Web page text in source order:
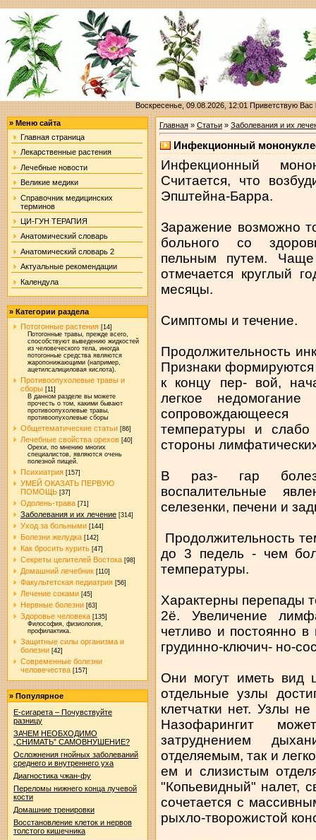
Воскресенье, 09.08.2026, 12:01Приветствую Вас
» Меню сайта
Главная страница
Лекарственные растения
Лечебные новости
Великие медики
Справочник медицинских
терминов
ЦИ-ГУН ТЕРАПИЯ
Анатомический словарь
Анатомический словарь 2
Актуальные рекомендации
Календула
» Категории раздела
Потогонные растения [14]
Потогонные травы, прежде всего,
способствуют выведению жидкостей
из человеческого тела, иногда
потогонные средства являются
жаропонижающими (например,
ацетилсалициловая кислота).
Противоопухолевые травы и
сборы [11]
В данном разделе вы можете
прочесть о том, какими бывают
противоопухолевые травы,
противоопухолевые сборы
Общетематические статьи [86]
Лечебные свойства орехов [40]
Орехи, по мнению многих
специалистов, являются очень
полезной пищей.
Психиатрия [157]
УМЕЙ ОКАЗАТЬ ПЕРВУЮ
ПОМОЩЬ [37]
Одолень-трава [71]
Заболевания и их лечение [314]
Уход за больными [144]
Болезни желудка [142]
Как бросить курить [47]
Секреты целителей Востока [98]
Домашний лечебник [110]
Факультетская педиатрия [56]
Лечение соками [45]
Нервные болезни [63]
Здоровье человека [135]
Философия, физиология,
профилактика.
Защитные силы организма и
болезни [42]
Современные болезни
человечества [157]
» Популярное
Е-сигарета – Почувствуйте
разницу
ЗАЧЕМ НЕОБХОДИМО
„СНИМАТЬ” САМОВНУШЕНИЕ?
Осложнения гнойных заболеваний
среднего и внутреннего уха
Диагностика чжан-фу
Переломы нижнего конца лучевой
кости
Домашние тренировки
Восстановление клеток и нервов
толстого кишечника
Главная» Статьи» Заболевания и их
Инфекционный
Инфекционный
Считается, что
Эпштейна-Барра.
Заражение возможно
больного со
пельным путем. Чаще
отмечается круглый
месяцы.
Симптомы и течение.
Продолжительность
Признаки формируются
к концу пер- вой,
легкое
температуры и
стороны
В раз- гар
воспалительные
селезенки, печени и
Продолжительность
до 3 педель - чем
температуры.
Характерны перепады
2ё. Увеличение
четливо и постоянно
грудинно-ключич- но-
Они могут иметь вид
отдельные узлы
клетчатки нет. Узлы
Назофарингит
затруднением
отделяемым, так и
ем и слизистым
"Копьевидный" налет,
сочетается с
рыхло-творожистой